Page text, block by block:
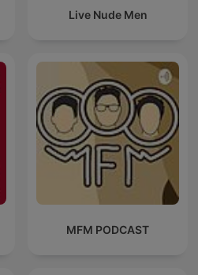
Live Nude Men
MFM PODCAST